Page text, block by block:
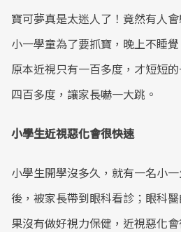
寶可夢真是太迷人了！竟然有人
小一學童為了要抓寶，晚上不睡
原本近視只有一百多度，才短短
四百多度，讓家長嚇一大跳。
小學生近視惡化會很快速
小學生開學沒多久，就有一名小
後，被家長帶到眼科看診；眼科
果沒有做好視力保健，近視惡化